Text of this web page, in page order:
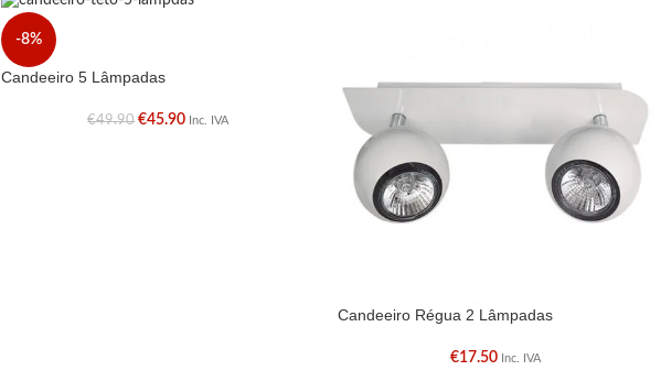
-8%
Candeeiro 5 Lâmpadas
€49.90 €45.90 Inc. IVA
Candeeiro Régua 2 Lâmpadas
€17.50 Inc. IVA